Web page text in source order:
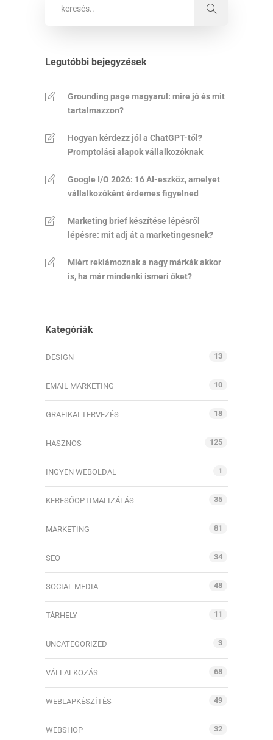
Legutóbbi bejegyzések
Grounding page magyarul: mire jó és mit
tartalmazzon?
Hogyan kérdezz jól a ChatGPT-től?
Promptolási alapok vállalkozóknak
Google I/O 2026: 16 AI-eszköz, amelyet
vállalkozóként érdemes figyelned
Marketing brief készítése lépésről
lépésre: mit adj át a marketingesnek?
Miért reklámoznak a nagy márkák akkor
is, ha már mindenki ismeri őket?
Kategóriák
DESIGN 13
EMAIL MARKETING 10
GRAFIKAI TERVEZÉS 18
HASZNOS 125
INGYEN WEBOLDAL 1
KERESŐOPTIMALIZÁLÁS 35
MARKETING 81
SEO 34
SOCIAL MEDIA 48
TÁRHELY 11
UNCATEGORIZED 3
VÁLLALKOZÁS 68
WEBLAPKÉSZÍTÉS 49
WEBSHOP 32